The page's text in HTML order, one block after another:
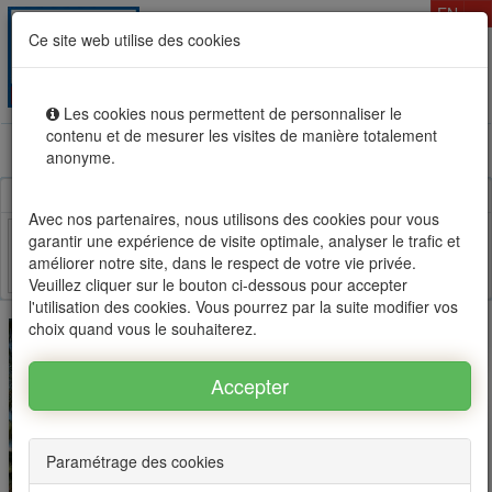
Ce site web utilise des cookies
Les cookies nous permettent de personnaliser le
contenu et de mesurer les visites de manière totalement
anonyme.
Avec nos partenaires, nous utilisons des cookies pour vous
garantir une expérience de visite optimale, analyser le trafic et
améliorer notre site, dans le respect de votre vie privée.
Veuillez cliquer sur le bouton ci-dessous pour accepter
l'utilisation des cookies. Vous pourrez par la suite modifier vos
choix quand vous le souhaiterez.
Paramétrage des cookies
EN
Rental sale real estate in Mauritius, OFIM network of
Facebook Twitter Email